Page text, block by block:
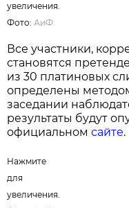
увеличения.
Фото:АиФ
Все участники,
становятся
из 30 платиновых
определены
заседании
результаты будут
официальномсайте.
Нажмите
для
увеличения.